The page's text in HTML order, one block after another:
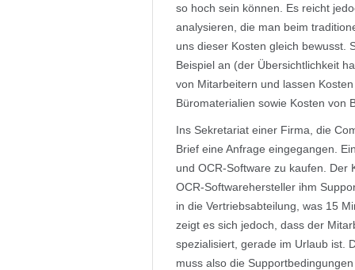
so hoch sein können. Es reicht
analysieren, die man beim
uns dieser Kosten gleich bewusst.
Beispiel an (der Übersichtlichkeit
von Mitarbeitern und lassen
Büromaterialien sowie Kosten von
Ins Sekretariat einer Firma, die
Brief eine Anfrage eingegangen.
und OCR-Software zu kaufen. Der
OCR-Softwarehersteller ihm
in die Vertriebsabteilung, was 15
zeigt es sich jedoch, dass der
spezialisiert, gerade im Urlaub ist.
muss also die